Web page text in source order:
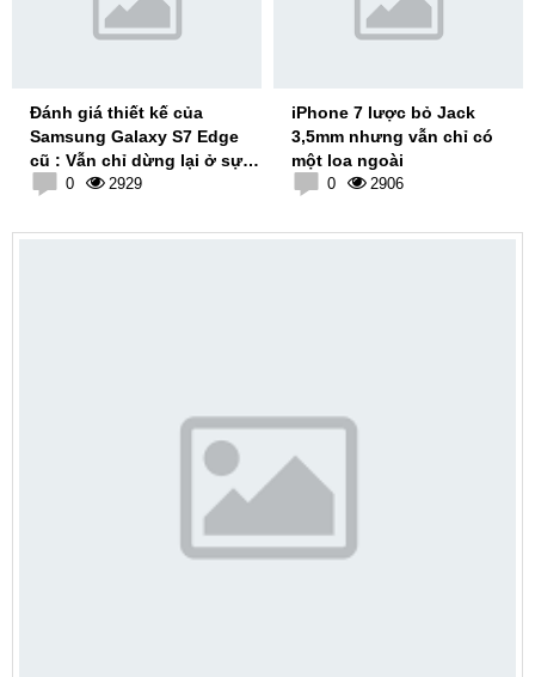
Đánh giá thiết kế của
Samsung Galaxy S7 Edge
cũ : Vẫn chỉ dừng lại ở sự
an toàn
0 2929
iPhone 7 lược bỏ Jack
3,5mm nhưng vẫn chỉ có
một loa ngoài
0 2906